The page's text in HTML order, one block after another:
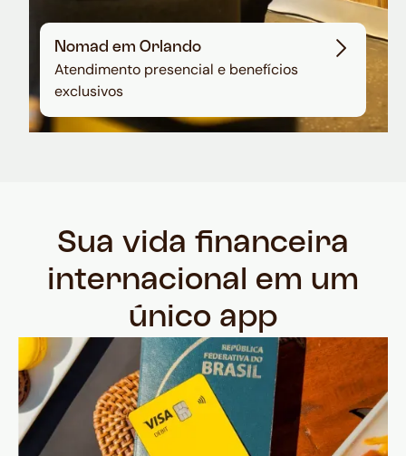
Nomad em Orlando
Atendimento presencial e benefícios
exclusivos
Sua vida financeira
internacional em um
único app